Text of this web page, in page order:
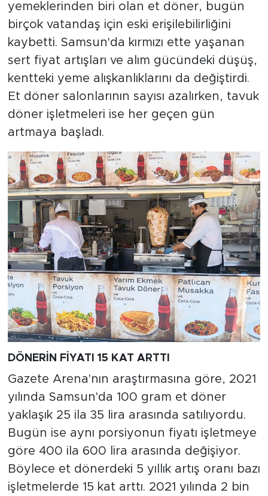
yemeklerinden biri olan et döner, bugün
birçok vatandaş için eski erişilebilirliğini
kaybetti. Samsun'da kırmızı ette yaşanan
sert fiyat artışları ve alım gücündeki düşüş,
kentteki yeme alışkanlıklarını da değiştirdi.
Et döner salonlarının sayısı azalırken, tavuk
döner işletmeleri ise her geçen gün
artmaya başladı.
DÖNERİN FİYATI 15 KAT ARTTI
Gazete Arena'nın araştırmasına göre, 2021
yılında Samsun'da 100 gram et döner
yaklaşık 25 ila 35 lira arasında satılıyordu.
Bugün ise aynı porsiyonun fiyatı işletmeye
göre 400 ila 600 lira arasında değişiyor.
Böylece et dönerdeki 5 yıllık artış oranı bazı
işletmelerde 15 kat arttı. 2021 yılında 2 bin